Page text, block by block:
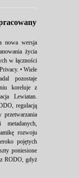
nowa wersja
życia
w łączności
• Wiele
pozostaje
koreluje z
Lewiatan.
regulacją
przetwarzania
rozwoju
pojętych
poniesione
RODO, gdyż